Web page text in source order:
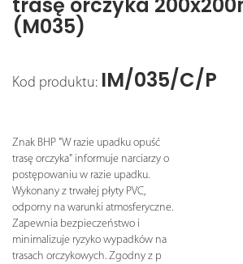
trasę orczyka
(M035)
Kod produktu: IM/035/C/P
Znak BHP "W razie upadku opuść
trasę orczyka" informuje narciarzy o
postępowaniu w razie upadku.
Wykonany z trwałej płyty PVC,
odporny na warunki atmosferyczne.
Zapewnia bezpieczeństwo i
minimalizuje ryzyko wypadków na
trasach orczykowych. Zgodny z p